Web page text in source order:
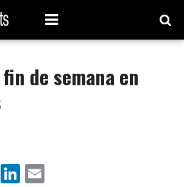
de semana en
LinkedIn
Email